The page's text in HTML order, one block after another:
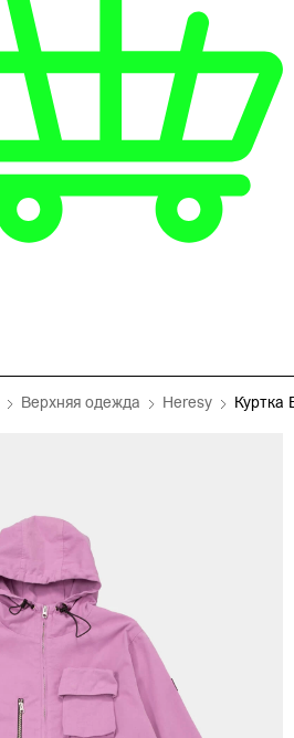
Верхняя одежда Heresy Куртка